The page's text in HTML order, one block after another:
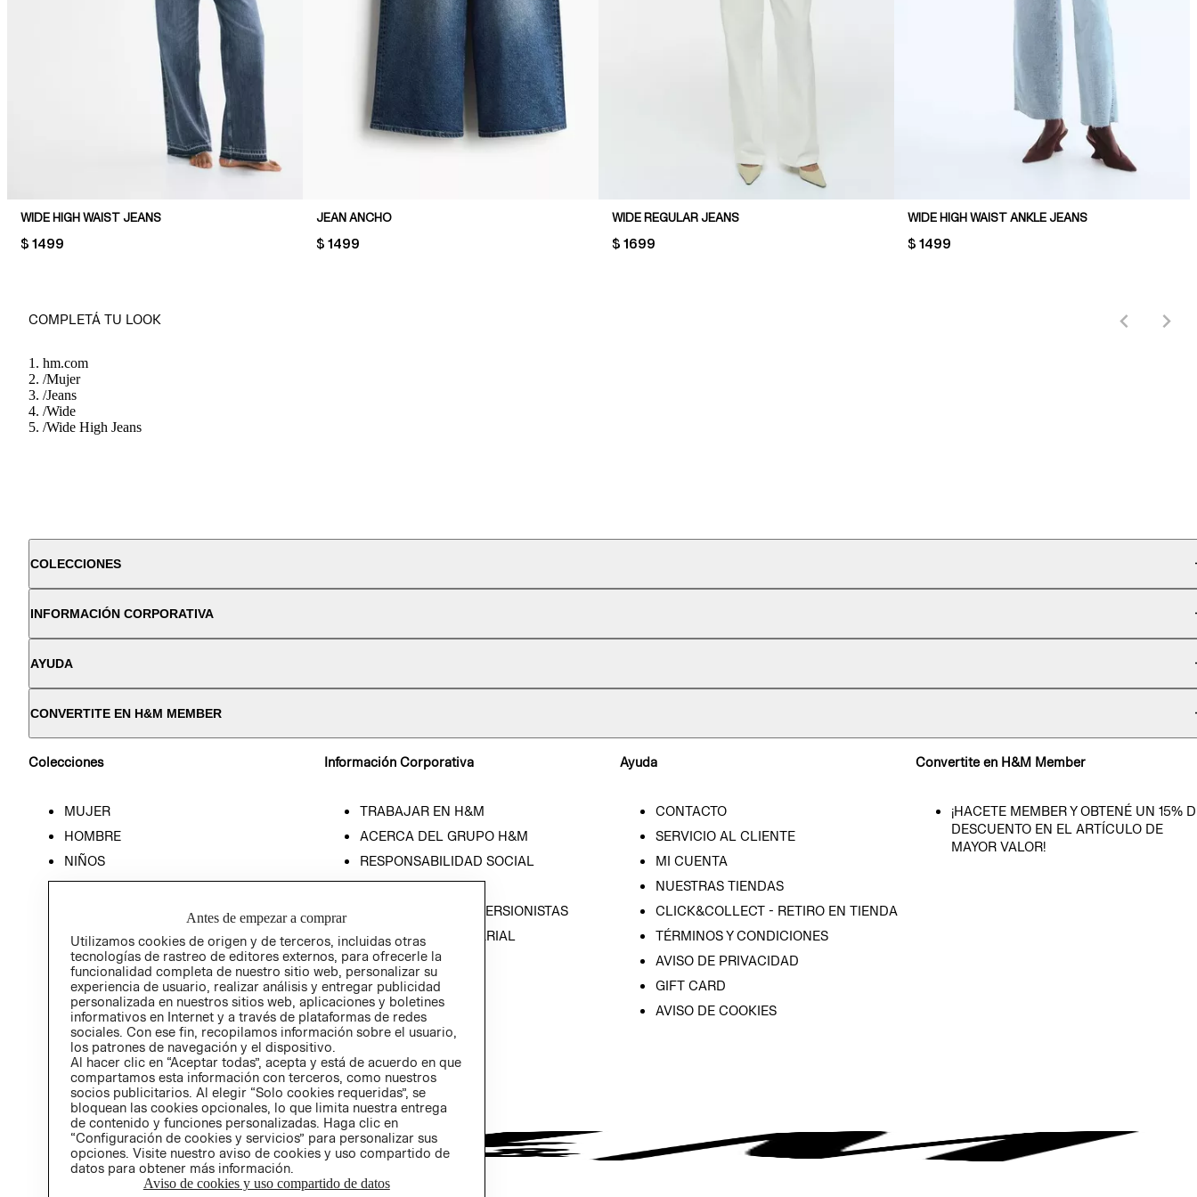
WIDE HIGH WAIST JEANS
PRICE:
$ 1499
JEAN ANCHO
PRICE:
$ 1499
WIDE REGULAR JEANS
PRICE:
$ 1699
WIDE HIGH WAIST ANKLE JEANS
PRICE:
$ 1499
COMPLETÁ TU LOOK
hm.com
/Mujer
/Jeans
/Wide
/Wide High Jeans
COLECCIONES
INFORMACIÓN CORPORATIVA
AYUDA
CONVERTITE EN H&M MEMBER
Colecciones
MUJER
HOMBRE
NIÑOS
HOME
Información Corporativa
TRABAJAR EN H&M
ACERCA DEL GRUPO H&M
RESPONSABILIDAD SOCIAL
PRENSA
RELACIÓN CON INVERSIONISTAS
POLÍTICA EMPRESARIAL
Ayuda
CONTACTO
SERVICIO AL CLIENTE
MI CUENTA
NUESTRAS TIENDAS
CLICK&COLLECT - RETIRO EN TIENDA
TÉRMINOS Y CONDICIONES
AVISO DE PRIVACIDAD
GIFT CARD
AVISO DE COOKIES
Convertite en H&M Member
¡HACETE MEMBER Y OBTENÉ UN 15%
DESCUENTO EN EL ARTÍCULO DE
MAYOR VALOR!
Antes de empezar a comprar
Utilizamos cookies de origen y de terceros, incluidas otras
tecnologías de rastreo de editores externos, para ofrecerle la
funcionalidad completa de nuestro sitio web, personalizar su
experiencia de usuario, realizar análisis y entregar publicidad
personalizada en nuestros sitios web, aplicaciones y boletines
informativos en Internet y a través de plataformas de redes
sociales. Con ese fin, recopilamos información sobre el usuario,
los patrones de navegación y el dispositivo.
Al hacer clic en “Aceptar todas”, acepta y está de acuerdo en que
compartamos esta información con terceros, como nuestros
socios publicitarios. Al elegir “Solo cookies requeridas”, se
bloquean las cookies opcionales, lo que limita nuestra entrega
de contenido y funciones personalizadas. Haga clic en
“Configuración de cookies y servicios” para personalizar sus
opciones. Visite nuestro aviso de cookies y uso compartido de
datos para obtener más información.
Aviso de cookies y uso compartido de datos